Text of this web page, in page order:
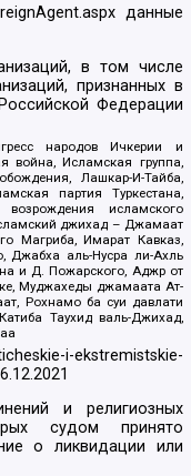
данные
в том числе
признанных в
Федерации
народов Ичкерии и
война, Исламская группа,
Лашкар-И-Тайба,
партия Туркестана,
исламского
джихад – Джамаат
Магриба, Имарат Кавказ,
Джабха аль-Нусра ли-Ахль
и Д. Пожарского, Аджр от
Муджахеды джамаата Ат-
Рохнамо ба суи давлати
Таухид валь-Джихад,
i-ekstremistskie-
и религиозных
судом принято
о ликвидации или